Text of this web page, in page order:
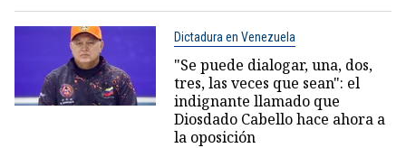
Dictadura en Venezuela
"Se puede dialogar, una, dos,
tres, las veces que sean": el
indignante llamado que
Diosdado Cabello hace ahora a
la oposición